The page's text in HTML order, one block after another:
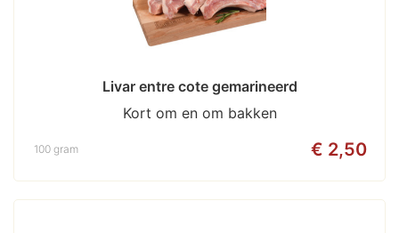
Livar entre cote gemarineerd
Kort om en om bakken
€ 2,50
100 gram